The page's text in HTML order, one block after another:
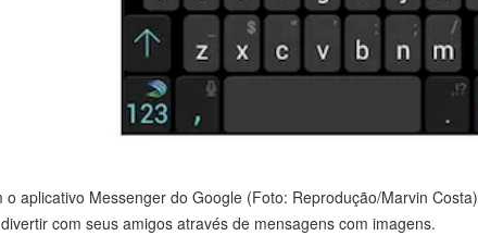
aplicativo Messenger do Google (Foto: Reprodução/Marvin Costa)
com seus amigos através de mensagens com imagens.